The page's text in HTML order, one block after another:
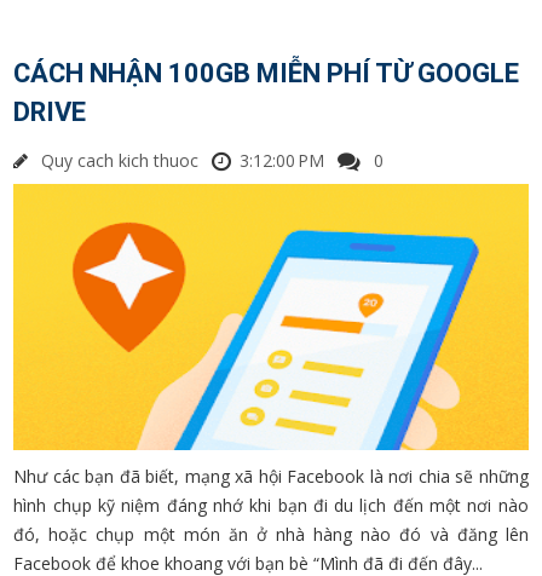
CÁCH NHẬN 100GB MIỄN PHÍ TỪ GOOGLE
DRIVE
Quy cach kich thuoc 3:12:00 PM 0
Như các bạn đã biết, mạng xã hội Facebook là nơi chia sẽ những
hình chụp kỹ niệm đáng nhớ khi bạn đi du lịch đến một nơi nào
đó, hoặc chụp một món ăn ở nhà hàng nào đó và đăng lên
Facebook để khoe khoang với bạn bè “Mình đã đi đến đây...